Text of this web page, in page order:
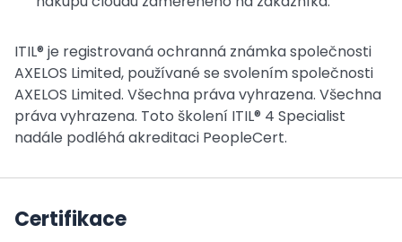
ITIL® je registrovaná ochranná známka společnosti
AXELOS Limited, používané se svolením společnosti
AXELOS Limited. Všechna práva vyhrazena. Všechna
práva vyhrazena. Toto školení ITIL® 4 Specialist
nadále podléhá akreditaci PeopleCert.
Certifikace